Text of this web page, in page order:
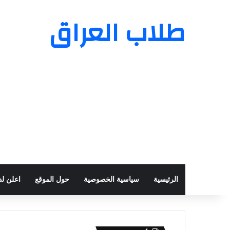
طلاب العراق
الرئيسية سياسية الخصوصية حول الموقع اعلن